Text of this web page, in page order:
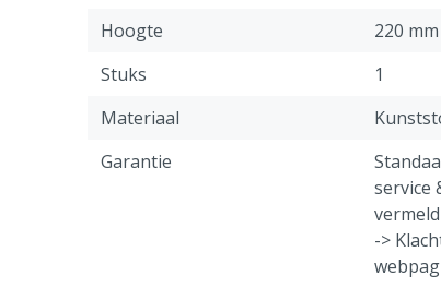
Hoogte
220 mm
Stuks
1
Materiaal
Garantie
service
->